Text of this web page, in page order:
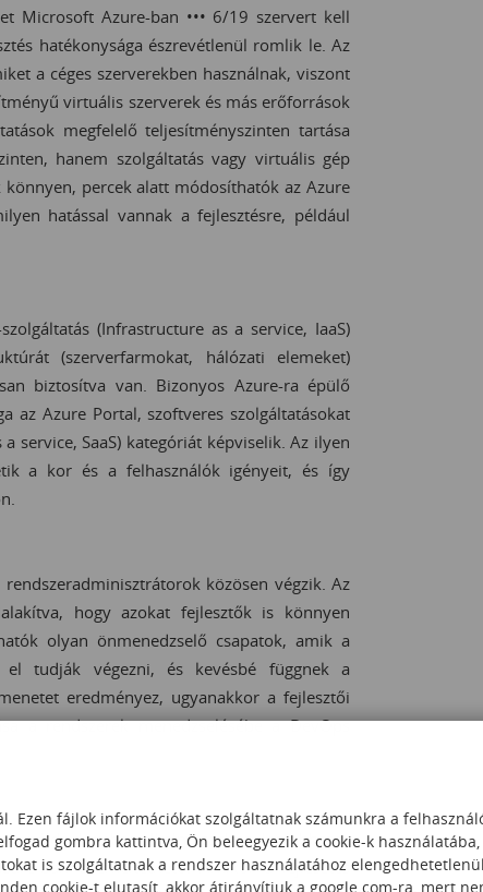
Microsoft Azure-ban ••• 6/19 szervert kell
hatékonysága észrevétlenül romlik le. Az
a céges szerverekben használnak, viszont
virtuális szerverek és más erőforrások
megfelelő teljesítményszinten tartása
hanem szolgáltatás vagy virtuális gép
percek alatt módosíthatók az Azure
hatással vannak a fejlesztésre, például
(Infrastructure as a service, IaaS)
(szerverfarmokat, hálózati elemeket)
biztosítva van. Bizonyos Azure-ra épülő
az Azure Portal, szoftveres szolgáltatásokat
service, SaaS) kategóriát képviselik. Az ilyen
a kor és a felhasználók igényeit, és így
közösen végzik. Az
hogy azokat fejlesztők is könnyen
olyan önmenedzselő csapatok, amik a
tudják végezni, és kevésbé függnek a
eredményez, ugyanakkor a fejlesztői
a rendszerek menedzselésébe a DevOps
például webes alkalmazáshoz, legtöbbször
ban üzemeltethető. Amikor a fejlesztés
Ezen fájlok információkat szolgáltatnak számunkra a
gombra kattintva, Ön beleegyezik a cookie-k használatába,
is szolgáltatnak a rendszer használatához elengedhetetlenül
cookie-t elutasít, akkor átirányítjuk a google.com-ra, mert